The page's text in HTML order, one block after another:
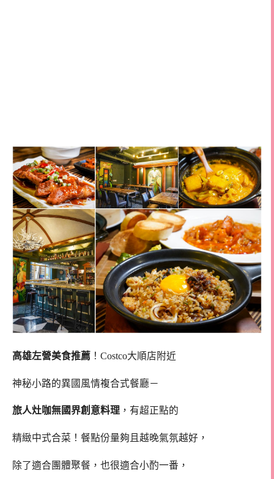
高雄左營美食推薦 ！Costco大順店附近
神秘小路的異國風情複合式餐廳－
旅人灶咖無國界創意料理 ，有超正點的
精緻中式合菜！餐點份量夠且越晚氣氛越好，
除了適合團體聚餐，也很適合小酌一番，